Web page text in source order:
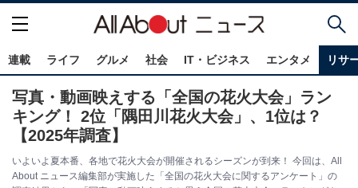
連載 ライフ グルメ 社会 IT・ビジネス エンタメ リサ
写真・動画映えする「全国の花火大会」ラン
キング！ 2位「隅田川花火大会」、1位は？
【2025年調査】
いよいよ夏本番、各地で花火大会が開催されるシーズンが到来！ 今回は、All
About ニュース編集部が実施した「全国の花火大会に関するアンケート」の